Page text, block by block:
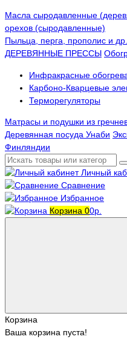
Масла сыродавленные
орехов (сыродавленные)
Пыльца, перга, прополис и др.
ДЕРЕВЯННЫЕ ПРЕССЫ
Инфракрасные
Карбоно-Кварцевые
Терморегуляторы
Матрасы и подушки из
Деревянная посуда Унаби
Финляндии
Личный
Сравнение
Избранное
Корзина 00р.
Корзина
Ваша корзина пуста!